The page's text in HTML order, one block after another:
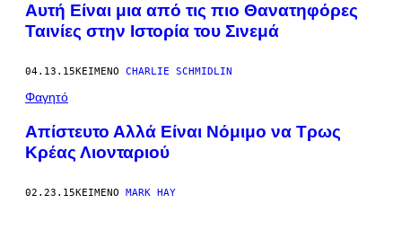
Αυτή Είναι μια από τις πιο Θανατηφόρες
Ταινίες στην Ιστορία του Σινεμά
04.13.15ΚΕΊΜΕΝΟ CHARLIE SCHMIDLIN
Φαγητό
Απίστευτο Αλλά Είναι Νόμιμο να Τρως
Κρέας Λιονταριού
02.23.15ΚΕΊΜΕΝΟ MARK HAY